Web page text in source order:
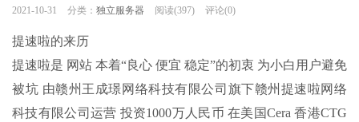
2021-10-31 分类： 独立服务器 阅读(397) 评论(0)
提速啦的来历
提速啦是 网站 本着“良心 便宜 稳定”的初衷 为小白用户避免
被坑 由赣州王成璟网络科技有限公司旗下赣州提速啦网络
科技有限公司运营 投资1000万人民币 在美国Cera 香港CTG